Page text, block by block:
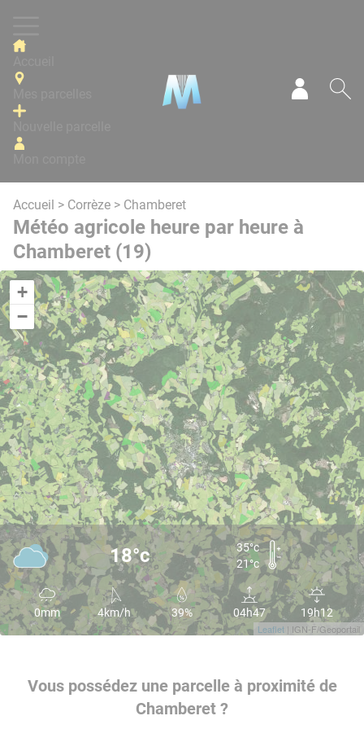
Accueil > Corrèze > Chamberet
Météo agricole heure par heure à
Chamberet (19)
+
−
Leaflet | IGN-F/Geoportail
18°c
35°c
21°c
0mm 4km/h 39% 04h47 19h12
Vous possédez une parcelle à proximité de
Chamberet ?